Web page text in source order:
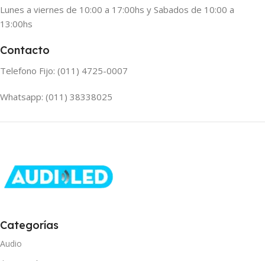
Lunes a viernes de 10:00 a 17:00hs y Sabados de 10:00 a
13:00hs
Contacto
Telefono Fijo: (011) 4725-0007
Whatsapp: (011) 38338025
Categorías
Audio